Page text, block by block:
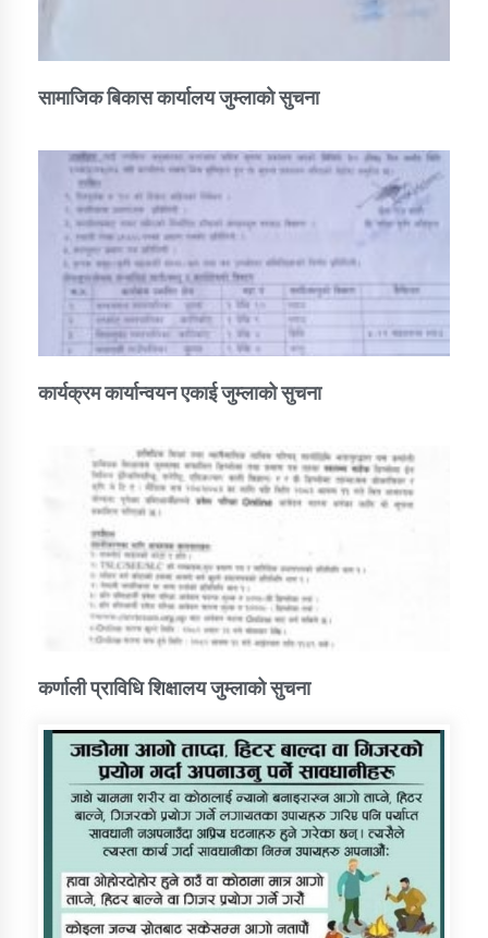
सामाजिक बिकास कार्यालय जुम्लाकाे सुचना
कार्यक्रम कार्यान्वयन एकाई जुम्लाको सुचना
कर्णाली प्राविधि शिक्षालय जुम्लाको सुचना